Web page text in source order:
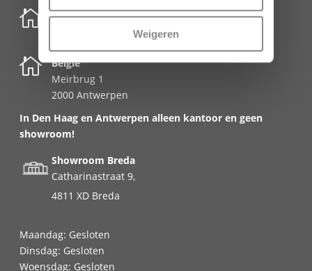
Weigeren

Nederland
2595 AR Den Haag

België
Meirbrug 1
2000 Antwerpen
In Den Haag en Antwerpen alleen kantoor en geen
showroom!
Showroom Breda
Catharinastraat 9,
4811 XD Breda
Maandag: Gesloten
Dinsdag: Gesloten
Woensdag: Gesloten